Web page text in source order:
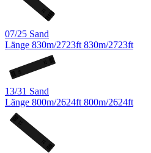
31
07/25 Sand
Länge 830m/2723ft 830m/2723ft
13/31 Sand
Länge 800m/2624ft 800m/2624ft